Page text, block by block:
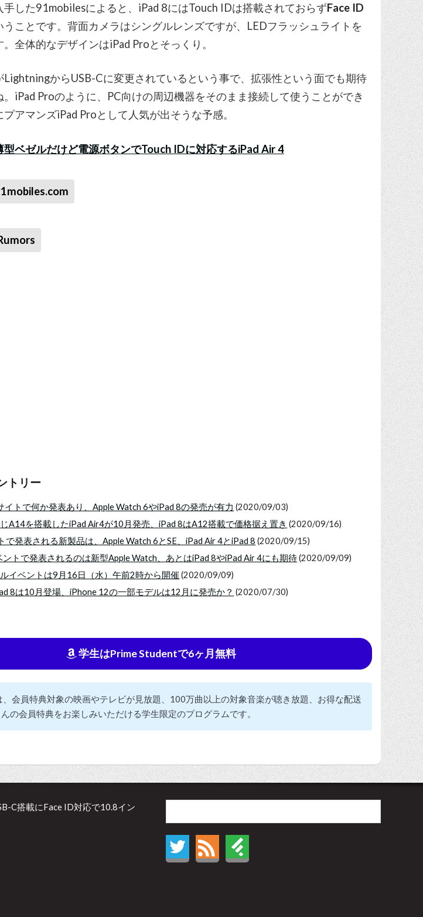
手した91mobilesによると、iPad 8にはTouch IDは搭載されておらずFace ID
うことです。背面カメラはシングルレンズですが、LEDフラッシュライトを
全体的なデザインはiPad Proとそっくり。
LightningからUSB-Cに変更されているという事で、拡張性という面でも期待
。iPad Proのように、PC向けの周辺機器をそのまま接続して使うことができ
アマンズiPad Proとして人気が出そうな予感。
型ベゼルだけど電源ボタンでTouch IDに対応するiPad Air 4
トリー
イトで何か発表あり、Apple Watch 6やiPad 8の発売が有力 (2020/09/03)
A14を搭載したiPad Air4が10月発売、iPad 8はA12搭載で価格据え置き (2020/09/16)
で発表される新製品は、Apple Watch 6とSE、iPad Air 4とiPad 8 (2020/09/15)
トで発表されるのは新型Apple Watch、あとはiPad 8やiPad Air 4にも期待(2020/09/09)
イベントは9月16日（水）午前2時から開催 (2020/09/09)
8は10月登場、iPhone 12の一部モデルは12月に発売か？ (2020/07/30)
学生はPrime Studentで6ヶ月無料
、会員特典対象の映画やテレビが見放題、100万曲以上の対象音楽が聴き放題、お得な配送
の会員特典をお楽しみいただける学生限定のプログラムです。
C搭載にFace ID対応で10.8イン